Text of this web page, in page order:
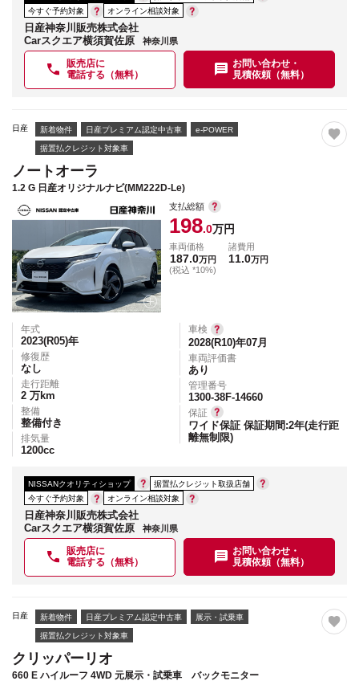
今すぐ予約対象
オンライン相談対象
日産神奈川販売株式会社
Carスクエア横須賀佐原
神奈川県
販売店に
電話する（無料）
お問い合わせ・
見積依頼（無料）
日産 新着物件 日産プレミアム認定中古車 e-POWER
据置払クレジット対象車
ノートオーラ
1.2 G 日産オリジナルナビ(MM222D-Le)
支払総額
198.0万円
車両価格
187.0万円
(税込 *10%)
諸費用
11.0万円
年式
2023(R05)年
修復歴
なし
走行距離
2 万km
整備
整備付き
排気量
1200cc
車検
2028(R10)年07月
車両評価書
あり
管理番号
1300-38F-14660
保証
ワイド保証 保証期間:2年(走行距
離無制限)
NISSANクオリティショップ
据置払クレジット取扱店舗
今すぐ予約対象
オンライン相談対象
日産神奈川販売株式会社
Carスクエア横須賀佐原
神奈川県
販売店に
電話する（無料）
お問い合わせ・
見積依頼（無料）
日産 新着物件 日産プレミアム認定中古車 展示・試乗車
据置払クレジット対象車
クリッパーリオ
660 E ハイルーフ 4WD 元展示・試乗車 バックモニター